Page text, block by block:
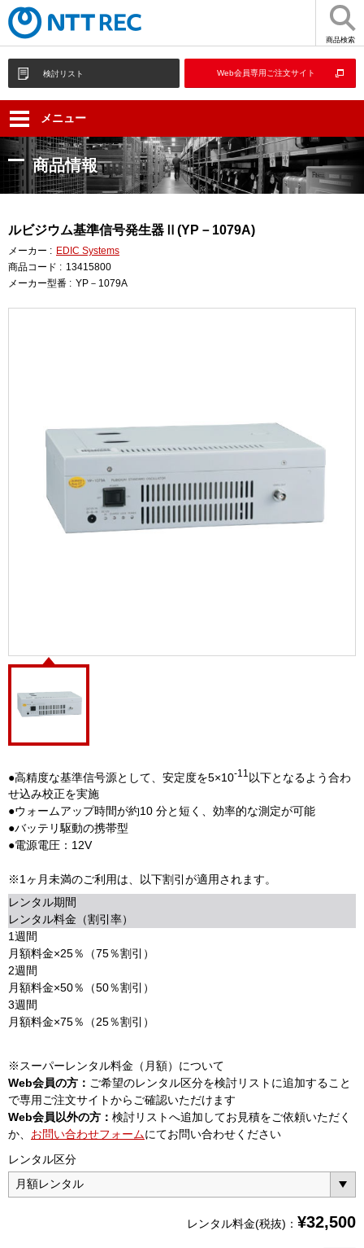
商品検索
検討リスト Web会員専用ご注文サイト
メニュー
商品情報
ルビジウム基準信号発生器Ⅱ(YP－1079A)
メーカー : EDIC Systems
商品コード : 13415800
メーカー型番 : YP－1079A
●高精度な基準信号源として、安定度を5×10-11 以下となるよう合わ
せ込み校正を実施
●ウォームアップ時間が約10 分と短く、効率的な測定が可能
●バッテリ駆動の携帯型
●電源電圧：12V
※1ヶ月未満のご利用は、以下割引が適用されます。
レンタル期間
レンタル料金（割引率）
1週間
月額料金×25％（75％割引）
2週間
月額料金×50％（50％割引）
3週間
月額料金×75％（25％割引）
※スーパーレンタル料金（月額）について
Web会員の方： ご希望のレンタル区分を検討リストに追加すること
で専用ご注文サイトからご確認いただけます
Web会員以外の方： 検討リストへ追加してお見積をご依頼いただく
か、 お問い合わせフォームにてお問い合わせください
レンタル区分
レンタル料金(税抜)： ¥32,500